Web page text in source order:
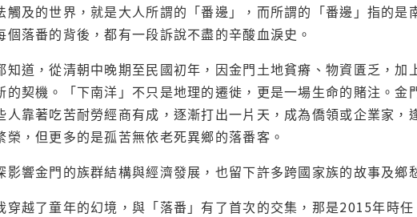
觸及的世界，就是大人所謂的「番邊」，而所謂的「番邊」指的
落番的背後，都有一段訴說不盡的辛酸血淚史。
知道，從清朝中晚期至民國初年，因金門土地貧瘠、物資匱乏，
的契機。「下南洋」不只是地理的遷徙，更是一場生命的賭注。
人靠著吃苦耐勞經商有成，逐漸打出一片天，成為僑領或企業家，
榮，但更多的是孤苦無依老死異鄉的落番客。
影響金門的族群結構與經濟發展，也留下許多跨國家族的故事及
穿越了童年的幻境，與「落番」有了首次的交集，那是2015年時